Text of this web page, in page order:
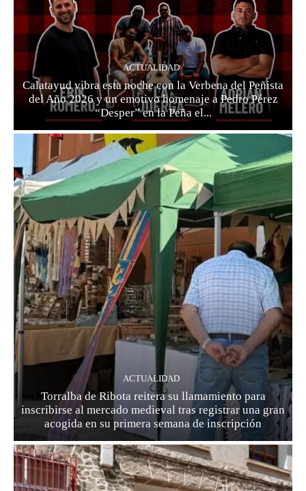
ACTUALIDAD
Calatayud vibra esta noche con la Verbena del Peñista
del Año 2026 y un emotivo homenaje a Pedro Pérez
“Desper” en la Peña el...
ACTUALIDAD
Torralba de Ribota reitera su llamamiento para
inscribirse al mercado medieval tras registrar una gran
acogida en su primera semana de inscripción